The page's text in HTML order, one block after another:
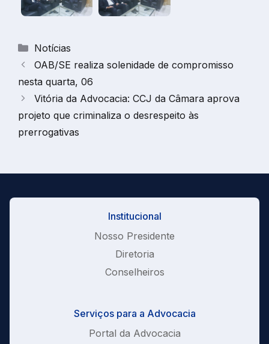
Categorias
Notícias
OAB/SE realiza solenidade de compromisso
nesta quarta, 06
Vitória da Advocacia: CCJ da Câmara aprova
projeto que criminaliza o desrespeito às
prerrogativas
Institucional
Nosso Presidente
Diretoria
Conselheiros
Serviços para a Advocacia
Portal da Advocacia